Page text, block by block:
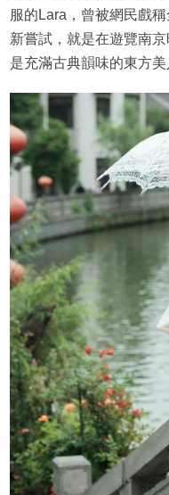
服的Lara，曾被網民戲
新嘗試，就是在遊覽南
是充滿古典韻味的東方美